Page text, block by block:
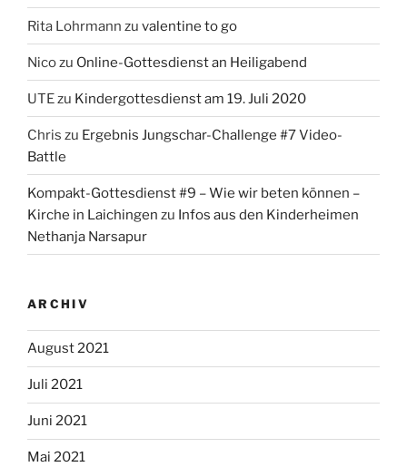
Rita Lohrmann zu valentine to go
Nicozu Online-Gottesdienst an Heiligabend
UTEzu Kindergottesdienst am 19. Juli 2020
Chris zu Ergebnis Jungschar-Challenge #7 Video-
Battle
Kompakt-Gottesdienst #9 – Wie wir beten können –
Kirche in Laichingen zu Infos aus den Kinderheimen
Nethanja Narsapur
ARCHIV
August 2021
Juli 2021
Juni 2021
Mai 2021